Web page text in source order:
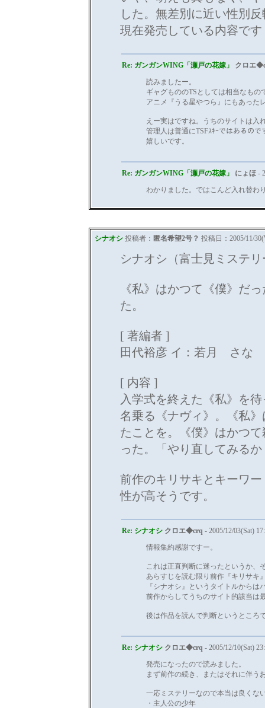
した。無差別に近い性別
現在発売している内容です
Re: ガンガンWING「瀬戸の花嫁」
クロエ
読みましたー。
ギャグもののTSとしては相当なも
アニメ『うる星やつら』にもあった
えー実はですね。うちのサイトは入
管理人は普通にTSFｽｷｰではあるの
嬉しいです。
Re: ガンガンWING「瀬戸の花嫁」 にょほ -
わかりました。ではこんど入れ替わ
シナオシ 投稿者： 匿名希望2号？ 投稿日：2005/11/
シナオシ（富士見ミステ
《私》はかつて《僕》だ
た。
[ 著編者 ]
田代裕彦 イ：若月 さな
[ 内容 ]
入学式を終えた《私》を
名乗る《ナヴィ》。《私
たことを。《僕》はかつ
った。「やり直してみる
前作のキリサキとキーワ
性が高そうです。
Re: シナオシ クロエ◆crq - 2005/12/03(Sat)
情報集約感謝ですー。
これは正直判断に迷ったというか、
あらすじを読む限り前作『キリサキ
『シナオシ』というタイトルから
前作からしてうちのサイト的該当は
後は作品を読んで判断というところ
Re: シナオシ クロエ◆crq - 2005/12/10(Sat)
発売になったので読みました。
まず前作の続き、またはそれに伴う
一応ミステリーなので本当は良くな
・主人公の少年